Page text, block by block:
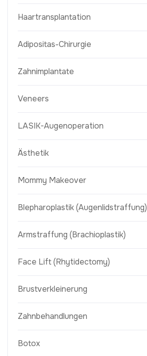
Haartransplantation
Adipositas-Chirurgie
Zahnimplantate
Veneers
LASIK-Augenoperation
Ästhetik
Mommy Makeover
Blepharoplastik (Augenlidstraffung)
Armstraffung (Brachioplastik)
Face Lift (Rhytidectomy)
Brustverkleinerung
Zahnbehandlungen
Botox